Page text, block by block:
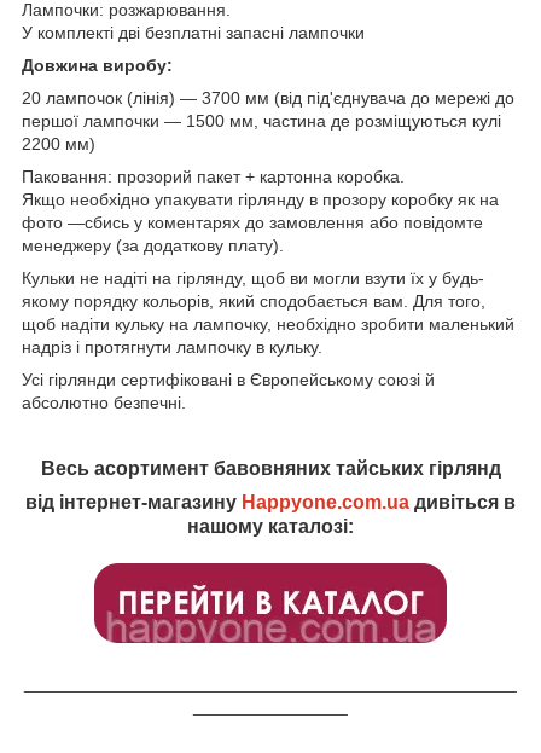
Лампочки: розжарювання.
У комплекті дві безплатні запасні лампочки
Довжина виробу:
20 лампочок (лінія) — 3700 мм (від під'єднувача до мережі до
першої лампочки — 1500 мм, частина де розміщуються кулі
2200 мм)
Паковання: прозорий пакет + картонна коробка.
Якщо необхідно упакувати гірлянду в прозору коробку як на
фото —сбись у коментарях до замовлення або повідомте
менеджеру (за додаткову плату).
Кульки не надіті на гірлянду, щоб ви могли взути їх у будь-
якому порядку кольорів, який сподобається вам. Для того,
щоб надіти кульку на лампочку, необхідно зробити маленький
надріз і протягнути лампочку в кульку.
Усі гірлянди сертифіковані в Європейському союзі й
абсолютно безпечні.
Весь асортимент бавовняних тайських гірлянд
від інтернет-магазину Happyone.com.ua дивіться в
нашому каталозі: